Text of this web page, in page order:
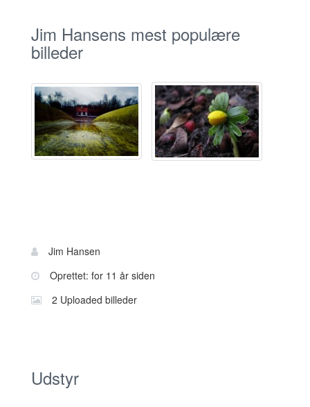
Jim Hansens mest populære
billeder
Bruger
information
Navn:
Jim Hansen
Oprettet: for 11 år siden
2 Uploaded billeder
Udstyr